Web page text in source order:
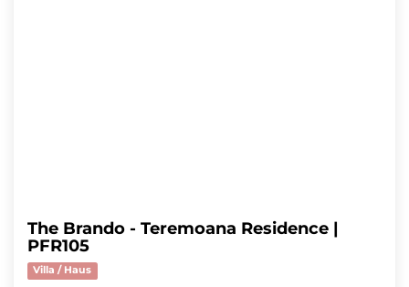
The Brando - Teremoana Residence |
PFR105
Villa / Haus